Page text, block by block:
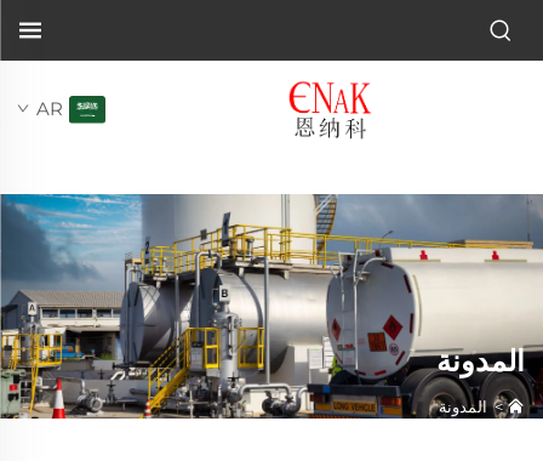
AR
المدونة
>المدونة